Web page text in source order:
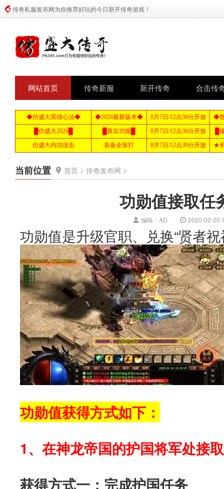
传奇私服发布网为你推荐好玩的今日新开传奇游戏！
网站首页 传奇新服 新开传奇 合击传
当前位置 首页 > 传奇发布网 >
功勋值接取任
编辑：AD 2020-02-20
功勋值是升级官职、兑换“贤者
功勋值获得方式如下：
1、在神龙帝国的护国将军处接
获得方式一：完成护国任务